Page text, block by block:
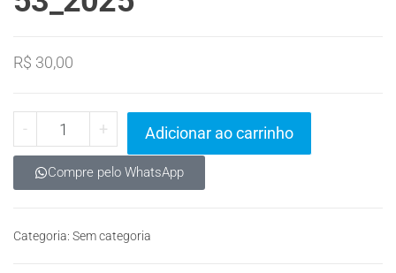
R$ 30,00
- + Adicionar ao carrinho
Compre pelo WhatsApp
Categoria: Sem categoria